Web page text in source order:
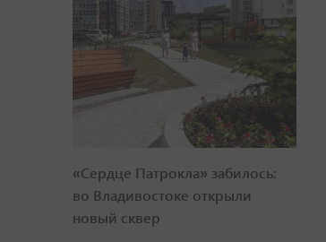
«Сердце Патрокла» забилось:
во Владивостоке открыли
новый сквер